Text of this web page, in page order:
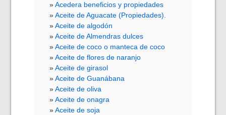
Acedera beneficios y propiedades
Aceite de Aguacate (Propiedades).
Aceite de algodón
Aceite de Almendras dulces
Aceite de coco o manteca de coco
Aceite de flores de naranjo
Aceite de girasol
Aceite de Guanábana
Aceite de oliva
Aceite de onagra
Aceite de soja